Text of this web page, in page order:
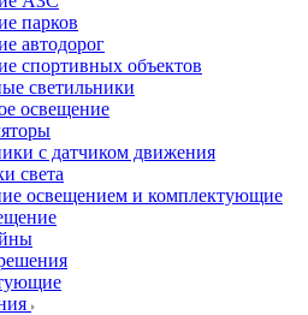
парков
автодорог
спортивных объектов
светильники
освещение
с датчиком движения
света
освещением и комплектующие